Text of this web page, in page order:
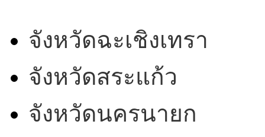
จังหวัดฉะเชิงเทรา
จังหวัดสระแก้ว
จังหวัดนครนายก